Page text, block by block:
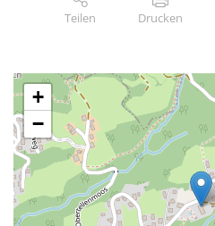
Teilen Drucken
+
−